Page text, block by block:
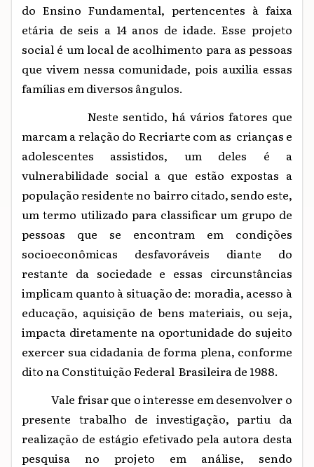
do Ensino Fundamental, pertencentes à faixa
etária de seis a 14 anos de idade. Esse projeto
social é um local de acolhimento para as pessoas
que vivem nessa comunidade, pois auxilia essas
famílias em diversos ângulos.
Neste sentido, há vários fatores que
marcam a relação do Recriarte com as crianças e
adolescentes assistidos, um deles é a
vulnerabilidade social a que estão expostas a
população residente no bairro citado, sendo este,
um termo utilizado para classificar um grupo de
pessoas que se encontram em condições
socioeconômicas desfavoráveis diante do
restante da sociedade e essas circunstâncias
implicam quanto à situação de: moradia, acesso à
educação, aquisição de bens materiais, ou seja,
impacta diretamente na oportunidade do sujeito
exercer sua cidadania de forma plena, conforme
dito na Constituição Federal Brasileira de 1988.
Vale frisar que o interesse em desenvolver o
presente trabalho de investigação, partiu da
realização de estágio efetivado pela autora desta
pesquisa no projeto em análise, sendo